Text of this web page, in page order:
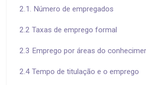
2.1. Número de empregados
2.2 Taxas de emprego formal
2.3 Emprego por áreas do
2.4 Tempo de titulação e o emprego